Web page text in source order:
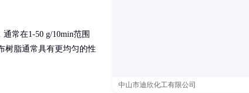
中山市迪欣化工有限公司
常在1-50 g/10min范围
树脂通常具有更均匀的性